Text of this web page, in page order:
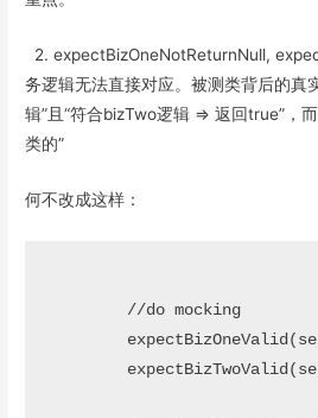
2. expectBizOneNotReturnNull,
务逻辑无法直接对应。被测类背后的真
辑”且“符合bizTwo逻辑 => 返回true”，
类的”
何不改成这样：
        //do mocking